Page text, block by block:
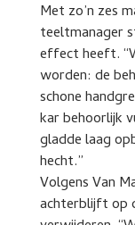
Met zo’n zes
teeltmanager
effect heeft.
worden: de
schone
kar behoorlijk
gladde laag
hecht.”
Volgens Van
achterblijft op